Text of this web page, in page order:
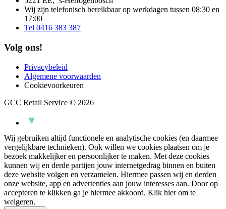
Wij zijn telefonisch bereikbaar op werkdagen tussen 08:30 en
17:00
Tel 0416 383 387
Volg ons!
Privacybeleid
Algemene voorwaarden
Cookievoorkeuren
GCC Retail Service © 2026
Wij gebruiken altijd functionele en analytische cookies (en daarmee
vergelijkbare technieken). Ook willen we cookies plaatsen om je
bezoek makkelijker en persoonlijker te maken. Met deze cookies
kunnen wij en derde partijen jouw internetgedrag binnen en buiten
deze website volgen en verzamelen. Hiermee passen wij en derden
onze website, app en advertenties aan jouw interesses aan. Door op
accepteren te klikken ga je hiermee akkoord. Klik hier om te
weigeren.